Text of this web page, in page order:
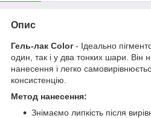
Опис
Гель-лак Color- Ідеально
один, так і у два тонких шари. Він
нанесення і легко
консистенцію.
Метод нанесення:
Знімаємо липкість після